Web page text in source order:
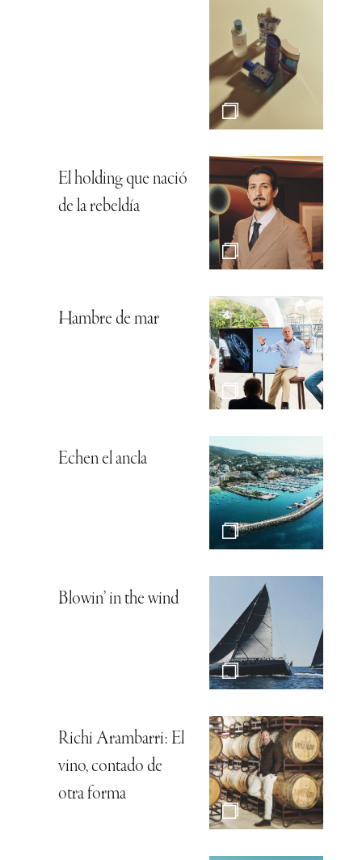
El holding que nació
de la rebeldía
Hambre de mar
Echen el ancla
Blowin’ in the wind
Richi Arambarri: El
vino, contado de
otra forma